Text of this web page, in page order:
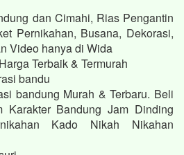
dan Cimahi, Rias Pengantin
Pernikahan, Busana, Dekorasi,
Video hanya di Wida
Terbaik & Termurah
bandu
bandung Murah & Terbaru. Beli
Karakter Bandung Jam Dinding
Kado Nikah Nikahan